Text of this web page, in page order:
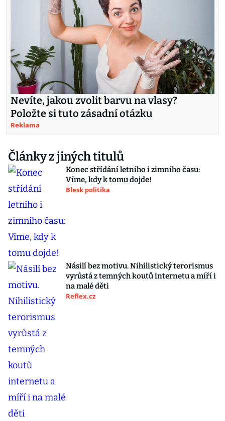
Nevíte, jakou zvolit barvu na vlasy?
Položte si tuto zásadní otázku
Reklama
Články z jiných titulů
Konec střídání letního i zimního času:
Víme, kdy k tomu dojde!
Blesk politika
Násilí bez motivu. Nihilistický terorismus
vyrůstá z temných koutů internetu a míří i
na malé děti
Reflex.cz